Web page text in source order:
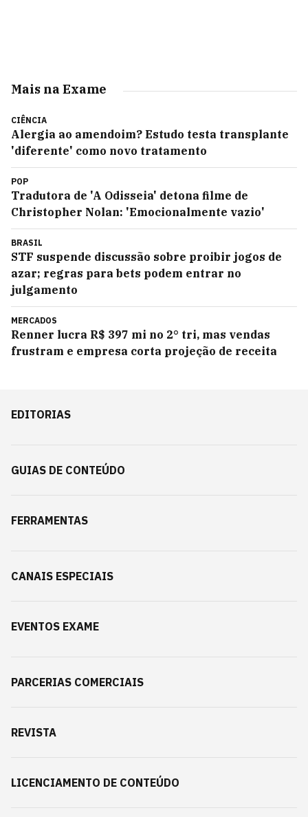
Mais na Exame
CIÊNCIA
Alergia ao amendoim? Estudo testa transplante
'diferente' como novo tratamento
POP
Tradutora de 'A Odisseia' detona filme de
Christopher Nolan: 'Emocionalmente vazio'
BRASIL
STF suspende discussão sobre proibir jogos de
azar; regras para bets podem entrar no
julgamento
MERCADOS
Renner lucra R$ 397 mi no 2° tri, mas vendas
frustram e empresa corta projeção de receita
EDITORIAS
GUIAS DE CONTEÚDO
FERRAMENTAS
CANAIS ESPECIAIS
EVENTOS EXAME
PARCERIAS COMERCIAIS
REVISTA
LICENCIAMENTO DE CONTEÚDO